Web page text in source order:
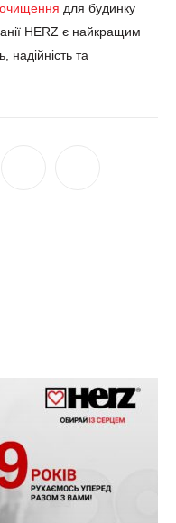
очищення для будинку
HERZ є найкращим
надійність та